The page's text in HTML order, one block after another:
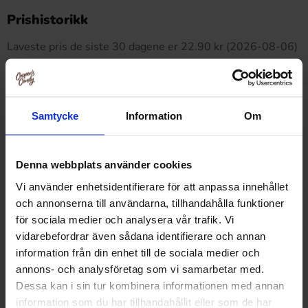
Samtycke Information Om
Denna webbplats använder cookies
Vi använder enhetsidentifierare för att anpassa innehållet
och annonserna till användarna, tillhandahålla funktioner
för sociala medier och analysera vår trafik. Vi
vidarebefordrar även sådana identifierare och annan
information från din enhet till de sociala medier och
annons- och analysföretag som vi samarbetar med.
Dessa kan i sin tur kombinera informationen med annan
information som du har tillhandahållit eller som de har
Prishistorikk
Laveste pris de siste 30 dagene er 22.90 kr (2026-08-06)
Relaterte produkter